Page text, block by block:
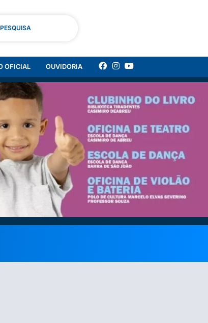
OFICIAL OUVIDORIA